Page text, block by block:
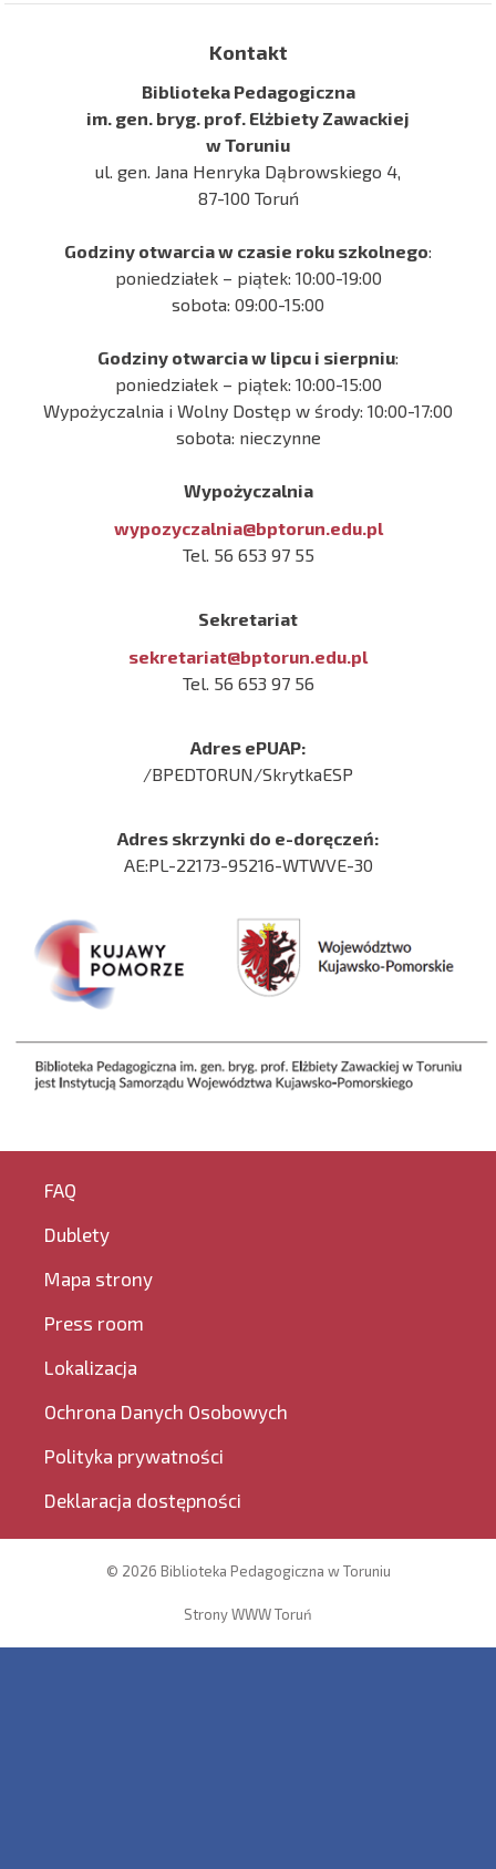
Kontakt
Biblioteka Pedagogiczna
im. gen. bryg. prof. Elżbiety Zawackiej
w Toruniu
ul. gen. Jana Henryka Dąbrowskiego 4,
87-100 Toruń
Godziny otwarcia w czasie roku szkolnego:
poniedziałek – piątek: 10:00-19:00
sobota: 09:00-15:00
Godziny otwarcia w lipcu i sierpniu:
poniedziałek – piątek: 10:00-15:00
Wypożyczalnia i Wolny Dostęp w środy: 10:00-17:00
sobota: nieczynne
Wypożyczalnia
wypozyczalnia@bptorun.edu.pl
Tel. 56 653 97 55
Sekretariat
sekretariat@bptorun.edu.pl
Tel. 56 653 97 56
Adres ePUAP:
/BPEDTORUN/SkrytkaESP
Adres skrzynki do e-doręczeń:
AE:PL-22173-95216-WTWVE-30
FAQ
Dublety
Mapa strony
Press room
Lokalizacja
Ochrona Danych Osobowych
Polityka prywatności
Deklaracja dostępności
© 2026 Biblioteka Pedagogiczna w Toruniu
Strony WWW Toruń